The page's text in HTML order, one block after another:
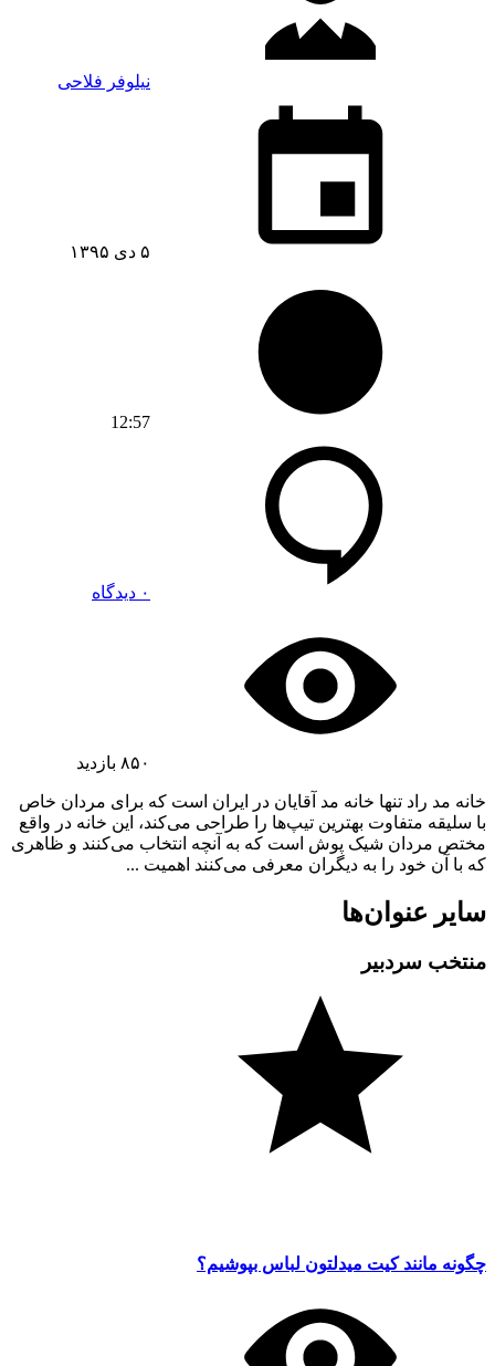
نیلوفر فلاحی
۵ دی ۱۳۹۵
12:57
۰ دیدگاه
۸۵۰ بازدید
خانه مد راد تنها خانه مد آقایان در ایران است که برای مردان خاص
با سلیقه متفاوت بهترین تیپ‌ها را طراحی می‌کند، این خانه در واقع
مختص مردان شیک پوش است که به آنچه انتخاب می‌کنند و ظاهری
که با آن خود را به دیگران معرفی می‌کنند اهمیت ...
سایر عنوان‌ها
منتخب سردبیر
چگونه مانند کیت میدلتون لباس بپوشیم؟